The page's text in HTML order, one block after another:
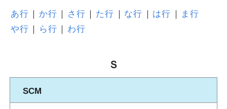
あ行 か行 さ行 た行 な行 は行
ま行
や行
ら行 わ行
Ｓ
SCM